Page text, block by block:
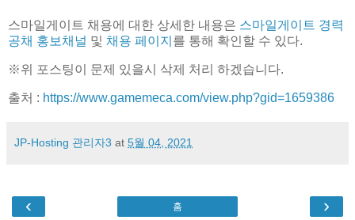
스마일게이트 채용에 대한 상세한 내용은 스마일게이트 경력
공채 홍보채널 및 채용 페이지 를 통해 확인할 수 있다.
※위 포스팅이 문제 있을시 삭제 처리 하겠습니다.
출처 : https://www.gamemeca.com/view.php?gid=1659386
JP-Hosting 관리자3 at 5월 04, 2021
‹ ›
홈